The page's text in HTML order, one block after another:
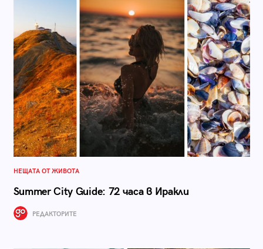
НЕЩАТА ОТ ЖИВОТА
Summer City Guide: 72 часа в Иракли
РЕДАКТОРИТЕ